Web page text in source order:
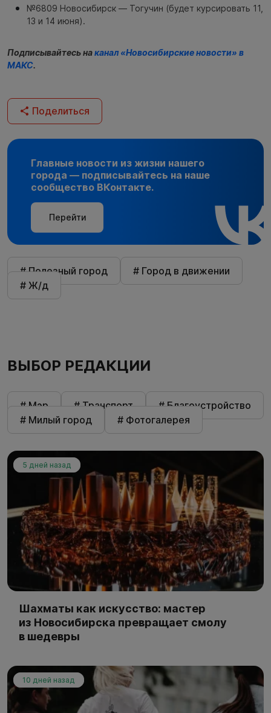
№6809 Новосибирск — Тогучин (будет курсировать 11,
13 и 14 июня).
Подписывайтесь наканал «Новосибирские новости» в
МАКС.
Поделиться
Главные новости из жизни нашего
города — подписывайтесь на наше
сообщество ВКонтакте.
Перейти
# Полезный город
# Город в движении
# Ж/д
ВЫБОР РЕДАКЦИИ
# Мэр # Транспорт
# Благоустройство
# Милый город
# Фотогалерея
5 дней назад
Шахматы как искусство: мастер
из Новосибирска превращает смолу
в шедевры
10 дней назад